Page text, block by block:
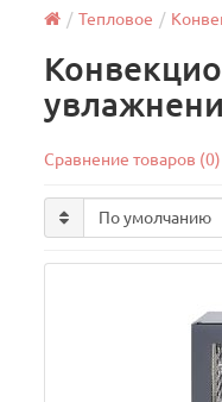
Тепловое
Сравнение товаров (0)